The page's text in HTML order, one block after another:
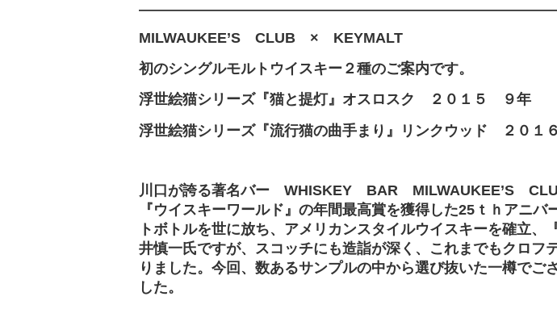
MILWAUKEE’S CLUB × KEYMALT
初のシングルモルトウイスキー２種のご案内です。
浮世絵猫シリーズ『猫と提灯』オスロスク ２０１５ ９年
浮世絵猫シリーズ『流行猫の曲手まり』リンクウッド ２０
川口が誇る著名バー WHISKEY BAR MILWAUKEE’S CLUB
『ウイスキーワールド』の年間最高賞を獲得した25ｔｈアニ
トボトルを世に放ち、アメリカンスタイルウイスキーを確立
井慎一氏ですが、スコッチにも造詣が深く、これまでもクロ
りました。今回、数あるサンプルの中から選び抜いた一樽で
した。